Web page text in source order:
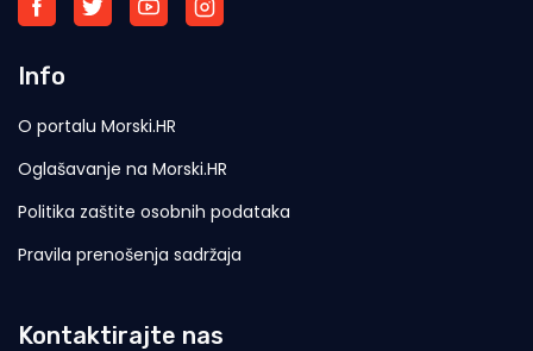
Info
O portalu Morski.HR
Oglašavanje na Morski.HR
Politika zaštite osobnih podataka
Pravila prenošenja sadržaja
Kontaktirajte nas